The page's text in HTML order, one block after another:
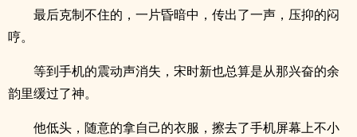
最后克制不住的，一片昏暗中，传出了一声，压抑的闷
哼。
等到手机的震动声消失，宋时新也总算是从那兴奋的余
韵里缓过了神。
他低头，随意的拿自己的衣服，擦去了手机屏幕上不小